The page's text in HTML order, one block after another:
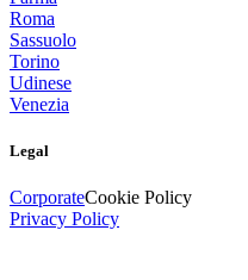
Roma
Sassuolo
Torino
Udinese
Venezia
Legal
CorporateCookie Policy
Privacy Policy